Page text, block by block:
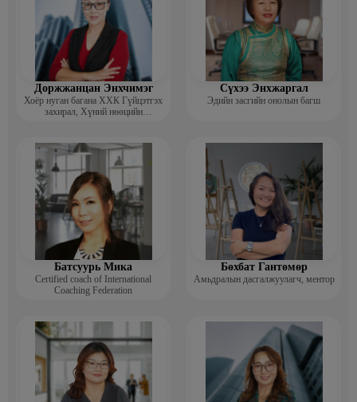
Доржжанцан Энхчимэг
Хоёр нуган багана ХХК Гүйцэтгэх
захирал, Хүний нөөцийн
Сүхээ Энхжаргал
Эдийн засгийн онолын багш
Батсуурь Мика
Certified coach of International
Coaching Federation
Бөхбат Гантөмөр
Амьдралын дасгалжуулагч, ментор